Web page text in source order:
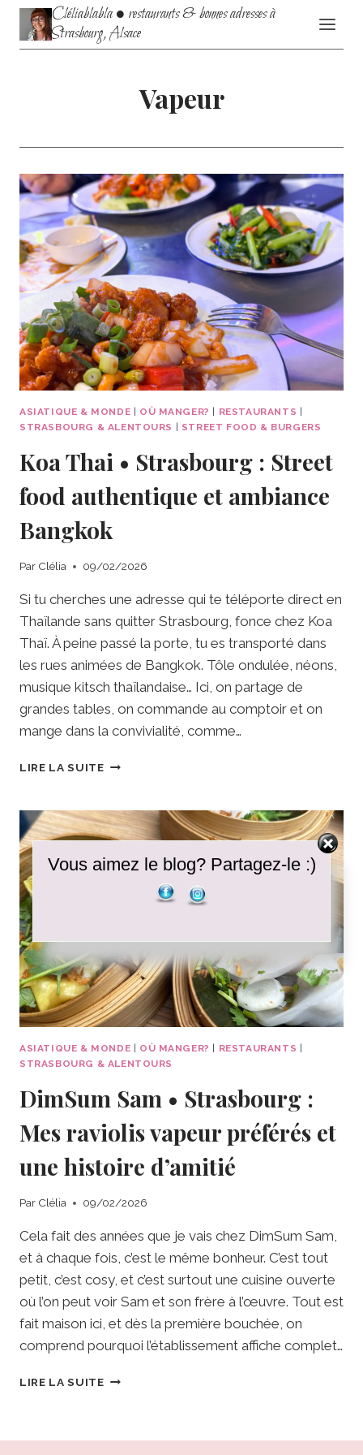
Aller
contenu
Cléliablabla • restaurants & bonnes adresses à
Strasbourg, Alsace
Vapeur
ASIATIQUE & MONDE | OÙ MANGER? | RESTAURANTS |
STRASBOURG & ALENTOURS | STREET FOOD & BURGERS
Koa Thai • Strasbourg : Street
food authentique et ambiance
Bangkok
Par Clélia 09/02/2026
Si tu cherches une adresse qui te téléporte direct en
Thaïlande sans quitter Strasbourg, fonce chez Koa
Thaï. À peine passé la porte, tu es transporté dans
les rues animées de Bangkok. Tôle ondulée, néons,
musique kitsch thaïlandaise… Ici, on partage de
grandes tables, on commande au comptoir et on
mange dans la convivialité, comme…
LIRE LA SUITEKOA
STRASBOURG
:
FOOD
AUTHENTIQUE
ASIATIQUE & MONDE | OÙ MANGER? | RESTAURANTS |
STRASBOURG & ALENTOURS
DimSum Sam • Strasbourg :
Mes raviolis vapeur préférés et
une histoire d’amitié
Par Clélia 09/02/2026
Cela fait des années que je vais chez DimSum Sam,
et à chaque fois, c’est le même bonheur. C’est tout
petit, c’est cosy, et c’est surtout une cuisine ouverte
où l’on peut voir Sam et son frère à l’œuvre. Tout est
fait maison ici, et dès la première bouchée, on
comprend pourquoi l’établissement affiche complet…
LIRE LA SUITEDIMSUM
Vous aimez le blog? Partagez-le :)